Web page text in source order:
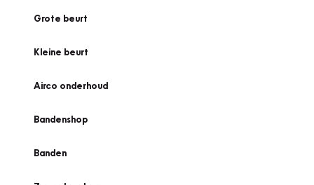
Grote beurt
Kleine beurt
Airco onderhoud
Bandenshop
Banden